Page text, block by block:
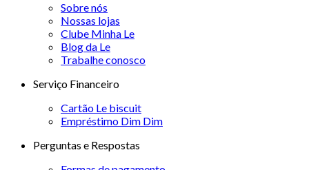
Sobre nós
Nossas lojas
Clube Minha Le
Blog da Le
Trabalhe conosco
Serviço Financeiro
Cartão Le biscuit
Empréstimo Dim Dim
Perguntas e Respostas